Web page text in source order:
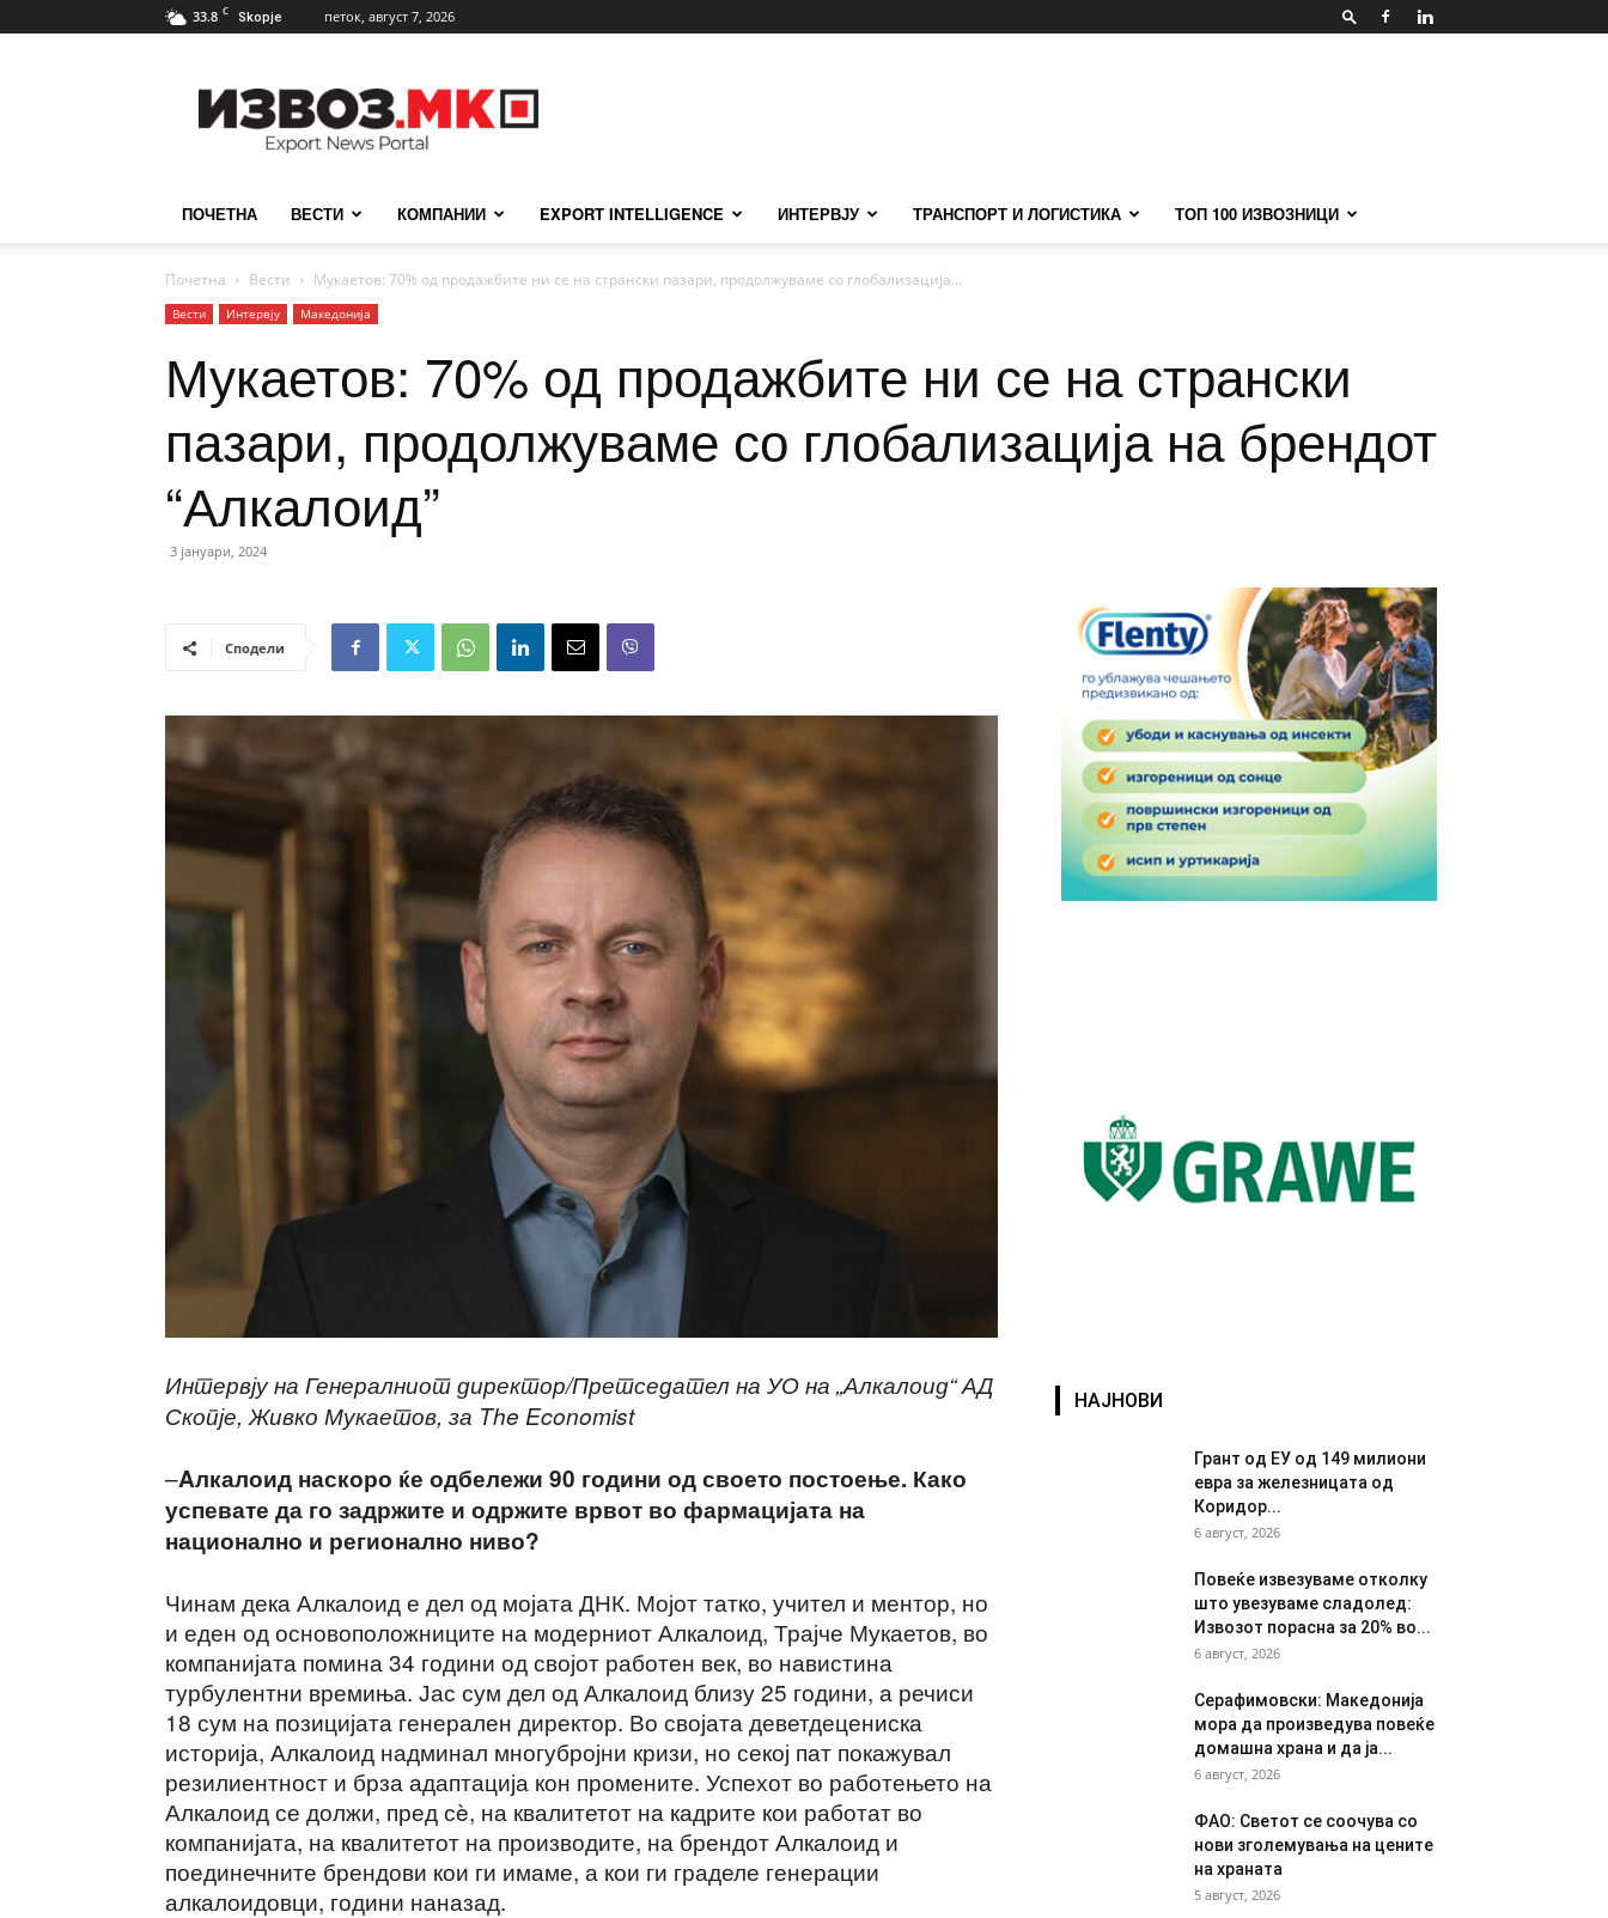
33.8 C Skopje петок, август 7, 2026
ПОЧЕТНА ВЕСТИ КОМПАНИИ EXPORT INTELLIGENCE ИНТЕРВЈУ ТРАНСПОРТ И ЛОГИСТИКА ТОП 100 ИЗВОЗНИЦИ
Почетна Вести Мукаетов: 70% од продажбите ни се на странски пазари, продолжуваме со глобализација...
Вести Интервју Македонија
Мукаетов: 70% од продажбите ни се на странски
пазари, продолжуваме со глобализација на брендот
“Алкалоид”
3 јануари, 2024
Сподели
Интервју на Генералниот директор/Претседател на УО на „Алкалоид“ АД
Скопје, Живко Мукаетов, за The Economist
–Aлкалоид наскоро ќе одбележи 90 години од своето постоење. Како
успевате да го задржите и одржите врвот во фармацијата на
национално и регионално ниво?
Чинам дека Алкалоид е дел од мојата ДНК. Мојот татко, учител и ментор, но
и еден од основоположниците на модерниот Алкалоид, Трајче Мукаетов, во
компанијата помина 34 години од својот работен век, во навистина
турбулентни времиња. Јас сум дел од Алкалоид близу 25 години, а речиси
18 сум на позицијата генерален директор. Во својата деветдецениска
историја, Алкалоид надминал многубројни кризи, но секој пат покажувал
резилиентност и брза адаптација кон промените. Успехот во работењето на
Алкалоид се должи, пред сè, на квалитетот на кадрите кои работат во
компанијата, на квалитетот на производите, на брендот Алкалоид и
поединечните брендови кои ги имаме, а кои ги граделе генерации
алкалоидовци, години наназад.
НАЈНОВИ
Грант од ЕУ од 149 милиони
евра за железницата од
Коридор...
6 август, 2026
Повеќе извезуваме отколку
што увезуваме сладолед:
Извозот порасна за 20% во...
6 август, 2026
Серафимовски: Македонија
мора да произведува повеќе
домашна храна и да ја...
6 август, 2026
ФАО: Светот се соочува со
нови зголемувања на цените
на храната
5 август, 2026